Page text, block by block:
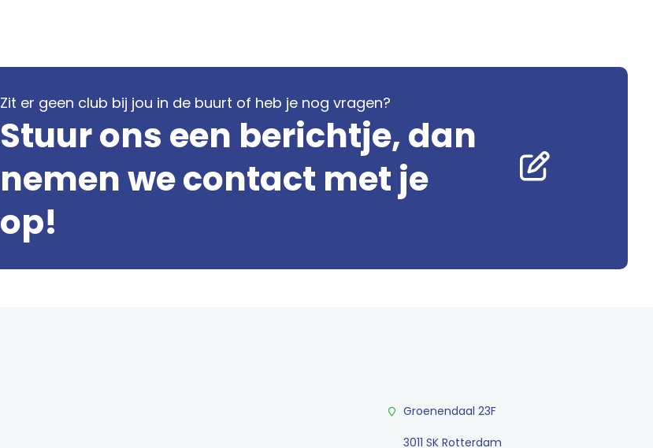
Zit er geen club bij jou in de buurt of heb je nog vragen?
Stuur ons een berichtje, dan
nemen we contact met je
op!
Groenendaal 23F
3011 SK Rotterdam